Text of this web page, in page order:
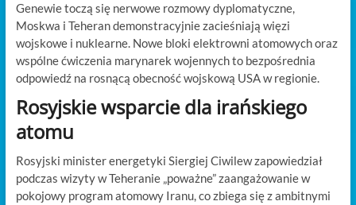
Genewie toczą się nerwowe rozmowy dyplomatyczne,
Moskwa i Teheran demonstracyjnie zacieśniają więzi
wojskowe i nuklearne. Nowe bloki elektrowni atomowych oraz
wspólne ćwiczenia marynarek wojennych to bezpośrednia
odpowiedź na rosnącą obecność wojskową USA w regionie.
Rosyjskie wsparcie dla irańskiego
atomu
Rosyjski minister energetyki Siergiej Ciwilew zapowiedział
podczas wizyty w Teheranie „poważne” zaangażowanie w
pokojowy program atomowy Iranu, co zbiega się z ambitnymi